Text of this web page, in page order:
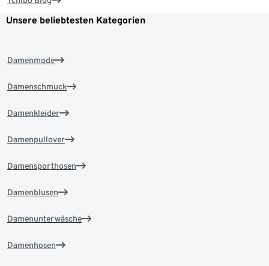
Unsere beliebtesten Kategorien
Damenmode
Damenschmuck
Damenkleider
Damenpullover
Damensporthosen
Damenblusen
Damenunterwäsche
Damenhosen